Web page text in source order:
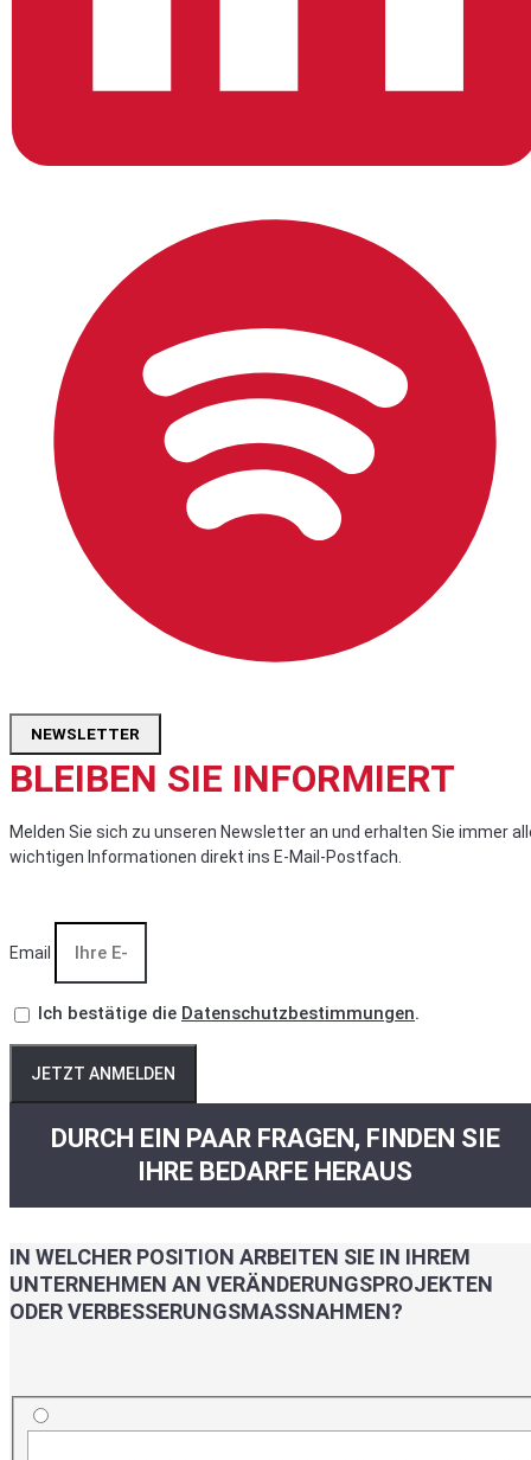
NEWSLETTER
BLEIBEN SIE INFORMIERT
Melden Sie sich zu unseren Newsletter an und erhalten Sie immer
wichtigen Informationen direkt ins E-Mail-Postfach.
Email
Ich bestätige die Datenschutzbestimmungen.
JETZT ANMELDEN
DURCH EIN PAAR FRAGEN, FINDEN SIE
IHRE BEDARFE HERAUS
IN WELCHER POSITION ARBEITEN SIE IN IHREM
UNTERNEHMEN AN VERÄNDERUNGSPROJEKTEN
ODER VERBESSERUNGSMASSNAHMEN?